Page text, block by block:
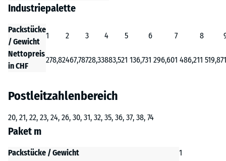
Industriepalette
Packstücke
/ Gewicht
1 2 3 4 5 6 7 8
Nettopreis
in CHF
278,82467,78728,33883,521 136,731 296,601 486,211 519,87
Postleitzahlenbereich
20, 21, 22, 23, 24, 26, 30, 31, 32, 35, 36, 37, 38, 74
Paket m
Packstücke / Gewicht
1